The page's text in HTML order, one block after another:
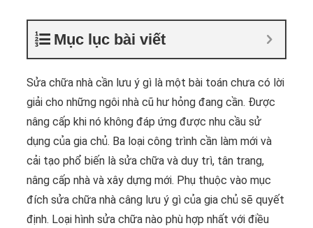
Mục lục bài viết
Sửa chữa nhà cần lưu ý gì là một bài toán chưa có lời
giải cho những ngôi nhà cũ hư hỏng đang cần. Được
nâng cấp khi nó không đáp ứng được nhu cầu sử
dụng của gia chủ. Ba loại công trình cần làm mới và
cải tạo phổ biến là sửa chữa và duy trì, tân trang,
nâng cấp nhà và xây dựng mới. Phụ thuộc vào mục
đích sửa chữa nhà câng lưu ý gì của gia chủ sẽ quyết
định. Loại hình sửa chữa nào phù hợp nhất với điều